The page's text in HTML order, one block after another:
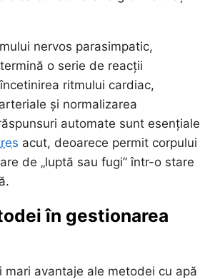
nervos parasimpatic,
o serie de reacții
ritmului cardiac,
și normalizarea
automate sunt esențiale
acut, deoarece permit corpului
de „luptă sau fugi” într-o stare
în gestionarea
mari avantaje ale metodei cu apă